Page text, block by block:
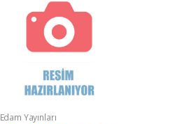
Edam Yayınları